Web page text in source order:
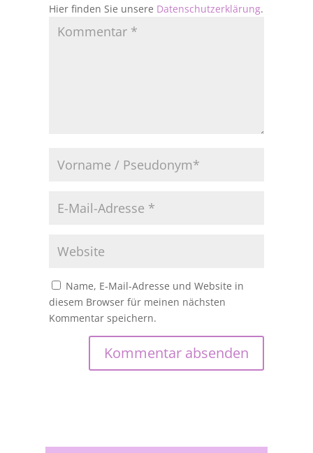
Hier finden Sie unsere Datenschutzerklärung.
Name, E-Mail-Adresse und Website in
diesem Browser für meinen nächsten
Kommentar speichern.